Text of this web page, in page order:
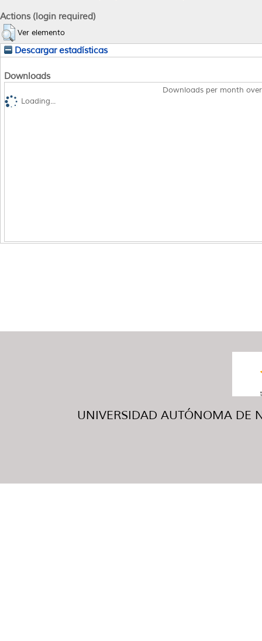
Actions (login required)
Ver elemento
Descargar estadísticas
Downloads
Downloads per month
Loading...
UNIVERSIDAD AUTÓNOMA DE